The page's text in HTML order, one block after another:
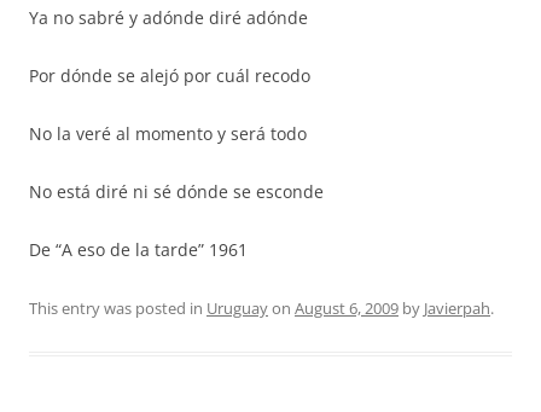
Ya no sabré y adónde diré adónde
Por dónde se alejó por cuál recodo
No la veré al momento y será todo
No está diré ni sé dónde se esconde
De “A eso de la tarde” 1961
This entry was posted in Uruguayon August 6, 2009 by Javierpah.